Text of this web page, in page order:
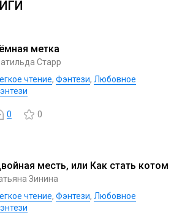
метка
Старр
чтение, Фэнтези, Любовное
0 0
месть, или Как стать котом
Зинина
чтение, Фэнтези, Любовное